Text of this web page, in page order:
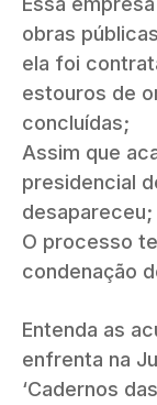
obras
ela foi
estouros de
concluídas;
Assim que
presidencial
desapareceu;
O processo
condenação
Entenda as
enfrenta na
‘Cadernos